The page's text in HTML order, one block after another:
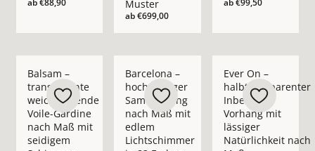
ab€88,90
Muster
ab€699,00
ab€99,50
Balsam –
transparente
weichfließende
Voile-Gardine
nach Maß mit
seidigem
Barcelona –
hochwertiger
Samtvorhang
nach Maß mit
edlem
Lichtschimmer
Ever On –
halbtransparenter
Inbetween
Vorhang mit
lässiger
Natürlichkeit nach